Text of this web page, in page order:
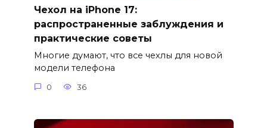
Чехол на iPhone 17:
распространенные заблуждения и
практические советы
Многие думают, что все чехлы для новой
модели телефона
0 36